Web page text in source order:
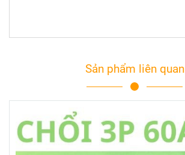
Sản phẩm liên quan